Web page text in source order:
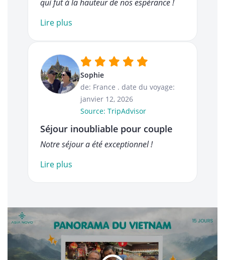
qui fut à la hauteur de nos espérance !
Lire plus
Sophie
de: France . date du voyage:
janvier 12, 2026
Source: TripAdvisor
Séjour inoubliable pour couple
Notre séjour a été exceptionnel !
Lire plus